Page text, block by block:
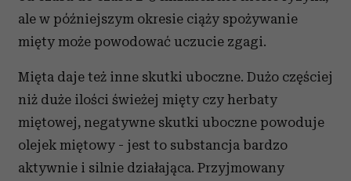
ale w późniejszym okresie ciąży spożywanie
mięty może powodować uczucie zgagi.
Mięta daje też inne skutki uboczne. Dużo częściej
niż duże ilości świeżej mięty czy herbaty
miętowej, negatywne skutki uboczne powoduje
olejek miętowy - jest to substancja bardzo
aktywnie i silnie działająca. Przyjmowany